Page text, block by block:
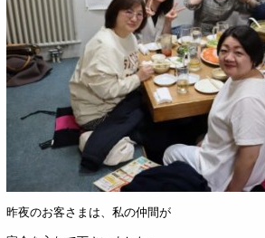
昨夜のお客さまは、私の仲間が